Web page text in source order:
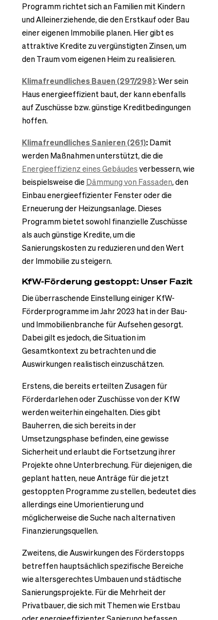
Programm richtet sich an Familien mit Kindern
und Alleinerziehende, die den Erstkauf oder Bau
einer eigenen Immobilie planen. Hier gibt es
attraktive Kredite zu vergünstigten Zinsen, um
den Traum vom eigenen Heim zu realisieren.
Klimafreundliches Bauen (297/298): Wer sein
Haus energieeffizient baut, der kann ebenfalls
auf Zuschüsse bzw. günstige Kreditbedingungen
hoffen.
Klimafreundliches Sanieren(261):Damit
werden Maßnahmen unterstützt, die die
Energieeffizienz eines Gebäudesverbessern, wie
beispielsweise die Dämmung von Fassaden, den
Einbau energieeffizienter Fenster oder die
Erneuerung der Heizungsanlage. Dieses
Programm bietet sowohl finanzielle Zuschüsse
als auch günstige Kredite, um die
Sanierungskosten zu reduzieren und den Wert
der Immobilie zu steigern.
KfW-Förderung gestoppt: Unser Fazit
Die überraschende Einstellung einiger KfW-
Förderprogramme im Jahr 2023 hat in der Bau-
und Immobilienbranche für Aufsehen gesorgt.
Dabei gilt es jedoch, die Situation im
Gesamtkontext zu betrachten und die
Auswirkungen realistisch einzuschätzen.
Erstens, die bereits erteilten Zusagen für
Förderdarlehen oder Zuschüsse von der KfW
werden weiterhin eingehalten. Dies gibt
Bauherren, die sich bereits in der
Umsetzungsphase befinden, eine gewisse
Sicherheit und erlaubt die Fortsetzung ihrer
Projekte ohne Unterbrechung. Für diejenigen, die
geplant hatten, neue Anträge für die jetzt
gestoppten Programme zu stellen, bedeutet dies
allerdings eine Umorientierung und
möglicherweise die Suche nach alternativen
Finanzierungsquellen.
Zweitens, die Auswirkungen des Förderstopps
betreffen hauptsächlich spezifische Bereiche
wie altersgerechtes Umbauen und städtische
Sanierungsprojekte. Für die Mehrheit der
Privatbauer, die sich mit Themen wie Erstbau